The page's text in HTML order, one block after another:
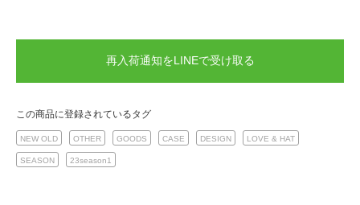
再入荷通知をLINEで受け取る
この商品に登録されているタグ
NEW OLD OTHER GOODS CASE DESIGN LOVE & HAT
SEASON 23season1